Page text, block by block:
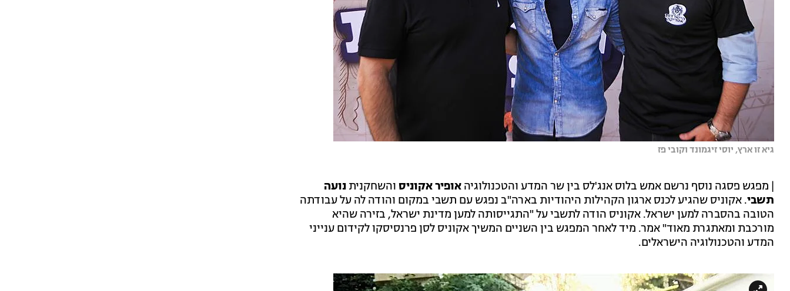
גיא זו ארץ, יוסי זיגמונד וקובי פז
| מפגש פסגה נוסף נרשם אמש בלוס אנג'לס בין שר המדע והטכנולוגיה אופיר אקוניס והשחקנית נועה
תשבי. אקוניס שהגיע לכנס ארגון הקהילות היהודיות בארה"ב נפגש עם תשבי במקום והודה לה על עבודתה
הטובה בהסברה למען ישראל. אקוניס הודה לתשבי על "התגייסותה למען מדינת ישראל, בזירה שהיא
מורכבת ומאתגרת מאוד" אמר. מיד לאחר המפגש בין השניים המשיך אקוניס לסן פרנסיסקו לקידום ענייני
המדע והטכנולוגיה הישראלים.